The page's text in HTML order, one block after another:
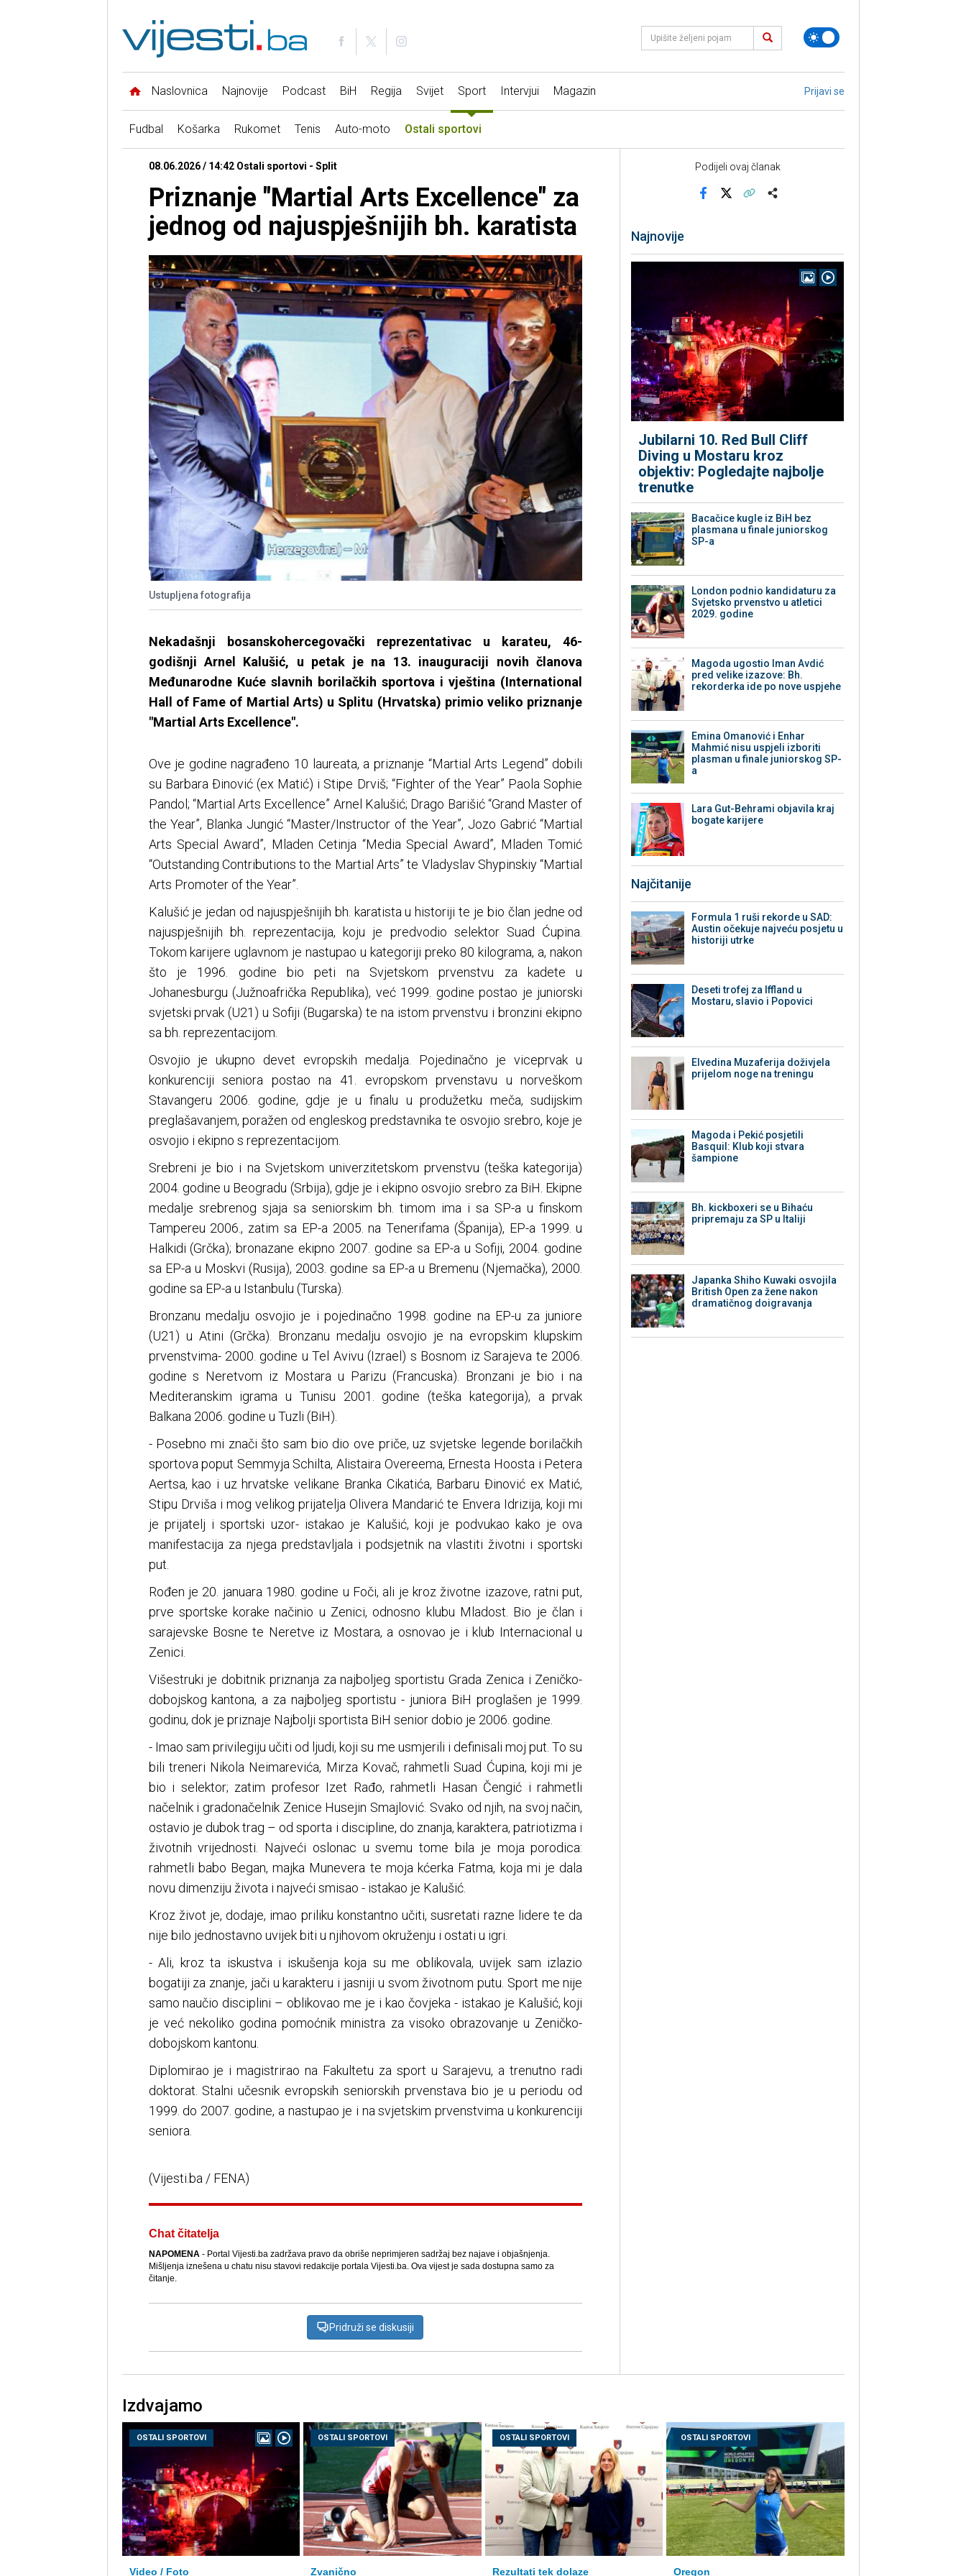
Naslovnica Najnovije Podcast BiH Regija Svijet Sport Intervjui Magazin Prijavi se
Fudbal Košarka Rukomet Tenis Auto-moto Ostali sportovi
08.06.2026 / 14:42 Ostali sportovi - Split
Priznanje "Martial Arts Excellence" za
jednog od najuspješnijih bh. karatista
Ustupljena fotografija
Nekadašnji bosanskohercegovački reprezentativac u karateu, 46-
godišnji Arnel Kalušić, u petak je na 13. inauguraciji novih članova
Međunarodne Kuće slavnih borilačkih sportova i vještina (International
Hall of Fame of Martial Arts) u Splitu (Hrvatska) primio veliko priznanje
"Martial Arts Excellence".
Ove je godine nagrađeno 10 laureata, a priznanje “Martial Arts Legend” dobili
su Barbara Đinović (ex Matić) i Stipe Drviš; “Fighter of the Year” Paola Sophie
Pandol; “Martial Arts Excellence” Arnel Kalušić; Drago Barišić “Grand Master of
the Year”, Blanka Jungić “Master/Instructor of the Year”, Jozo Gabrić “Martial
Arts Special Award”, Mladen Cetinja “Media Special Award”, Mladen Tomić
“Outstanding Contributions to the Martial Arts” te Vladyslav Shypinskiy “Martial
Arts Promoter of the Year”.
Kalušić je jedan od najuspješnijih bh. karatista u historiji te je bio član jedne od
najuspješnijih bh. reprezentacija, koju je predvodio selektor Suad Ćupina.
Tokom karijere uglavnom je nastupao u kategoriji preko 80 kilograma, a, nakon
što je 1996. godine bio peti na Svjetskom prvenstvu za kadete u
Johanesburgu (Južnoafrička Republika), već 1999. godine postao je juniorski
svjetski prvak (U21) u Sofiji (Bugarska) te na istom prvenstvu i bronzini ekipno
sa bh. reprezentacijom.
Osvojio je ukupno devet evropskih medalja. Pojedinačno je viceprvak u
konkurenciji seniora postao na 41. evropskom prvenstavu u norveškom
Stavangeru 2006. godine, gdje je u finalu u produžetku meča, sudijskim
preglašavanjem, poražen od engleskog predstavnika te osvojio srebro, koje je
osvojio i ekipno s reprezentacijom.
Srebreni je bio i na Svjetskom univerzitetskom prvenstvu (teška kategorija)
2004. godine u Beogradu (Srbija), gdje je i ekipno osvojio srebro za BiH. Ekipne
medalje srebrenog sjaja sa seniorskim bh. timom ima i sa SP-a u finskom
Tampereu 2006., zatim sa EP-a 2005. na Tenerifama (Španija), EP-a 1999. u
Halkidi (Grčka); bronazane ekipno 2007. godine sa EP-a u Sofiji, 2004. godine
sa EP-a u Moskvi (Rusija), 2003. godine sa EP-a u Bremenu (Njemačka), 2000.
godine sa EP-a u Istanbulu (Turska).
Bronzanu medalju osvojio je i pojedinačno 1998. godine na EP-u za juniore
(U21) u Atini (Grčka). Bronzanu medalju osvojio je na evropskim klupskim
prvenstvima- 2000. godine u Tel Avivu (Izrael) s Bosnom iz Sarajeva te 2006.
godine s Neretvom iz Mostara u Parizu (Francuska). Bronzani je bio i na
Mediteranskim igrama u Tunisu 2001. godine (teška kategorija), a prvak
Balkana 2006. godine u Tuzli (BiH).
- Posebno mi znači što sam bio dio ove priče, uz svjetske legende borilačkih
sportova poput Semmyja Schilta, Alistaira Overeema, Ernesta Hoosta i Petera
Aertsa, kao i uz hrvatske velikane Branka Cikatića, Barbaru Đinović ex Matić,
Stipu Drviša i mog velikog prijatelja Olivera Mandarić te Envera Idrizija, koji mi
je prijatelj i sportski uzor- istakao je Kalušić, koji je podvukao kako je ova
manifestacija za njega predstavljala i podsjetnik na vlastiti životni i sportski
put.
Rođen je 20. januara 1980. godine u Foči, ali je kroz životne izazove, ratni put,
prve sportske korake načinio u Zenici, odnosno klubu Mladost. Bio je član i
sarajevske Bosne te Neretve iz Mostara, a osnovao je i klub Internacional u
Zenici.
Višestruki je dobitnik priznanja za najboljeg sportistu Grada Zenica i Zeničko-
dobojskog kantona, a za najboljeg sportistu - juniora BiH proglašen je 1999.
godinu, dok je priznaje Najbolji sportista BiH senior dobio je 2006. godine.
- Imao sam privilegiju učiti od ljudi, koji su me usmjerili i definisali moj put. To su
bili treneri Nikola Neimarevića, Mirza Kovač, rahmetli Suad Ćupina, koji mi je
bio i selektor; zatim profesor Izet Rađo, rahmetli Hasan Čengić i rahmetli
načelnik i gradonačelnik Zenice Husejin Smajlović. Svako od njih, na svoj način,
ostavio je dubok trag – od sporta i discipline, do znanja, karaktera, patriotizma i
životnih vrijednosti. Najveći oslonac u svemu tome bila je moja porodica:
rahmetli babo Began, majka Munevera te moja kćerka Fatma, koja mi je dala
novu dimenziju života i najveći smisao - istakao je Kalušić.
Kroz život je, dodaje, imao priliku konstantno učiti, susretati razne lidere te da
nije bilo jednostavno uvijek biti u njihovom okruženju i ostati u igri.
- Ali, kroz ta iskustva i iskušenja koja su me oblikovala, uvijek sam izlazio
bogatiji za znanje, jači u karakteru i jasniji u svom životnom putu. Sport me nije
samo naučio disciplini – oblikovao me je i kao čovjeka - istakao je Kalušić, koji
je već nekoliko godina pomoćnik ministra za visoko obrazovanje u Zeničko-
dobojskom kantonu.
Diplomirao je i magistrirao na Fakultetu za sport u Sarajevu, a trenutno radi
doktorat. Stalni učesnik evropskih seniorskih prvenstava bio je u periodu od
1999. do 2007. godine, a nastupao je i na svjetskim prvenstvima u konkurenciji
seniora.
(Vijesti.ba / FENA)
Chat čitatelja
NAPOMENA- Portal Vijesti.ba zadržava pravo da obriše neprimjeren sadržaj bez najave i objašnjenja.
Mišljenja iznešena u chatu nisu stavovi redakcije portala Vijesti.ba. Ova vijest je sada dostupna samo za
čitanje.
Pridruži se diskusiji
Podijeli ovaj članak
Najnovije
Jubilarni 10. Red Bull Cliff
Diving u Mostaru kroz
objektiv: Pogledajte najbolje
trenutke
Bacačice kugle iz BiH bez
plasmana u finale juniorskog
SP-a
London podnio kandidaturu za
Svjetsko prvenstvo u atletici
2029. godine
Magoda ugostio Iman Avdić
pred velike izazove: Bh.
rekorderka ide po nove uspjehe
Emina Omanović i Enhar
Mahmić nisu uspjeli izboriti
plasman u finale juniorskog SP-
a
Lara Gut-Behrami objavila kraj
bogate karijere
Najčitanije
Formula 1 ruši rekorde u SAD:
Austin očekuje najveću posjetu u
historiji utrke
Deseti trofej za Iffland u
Mostaru, slavio i Popovici
Elvedina Muzaferija doživjela
prijelom noge na treningu
Magoda i Pekić posjetili
Basquil: Klub koji stvara
šampione
Bh. kickboxeri se u Bihaću
pripremaju za SP u Italiji
Japanka Shiho Kuwaki osvojila
British Open za žene nakon
dramatičnog doigravanja
Izdvajamo
OSTALI SPORTOVI
Video / Foto
OSTALI SPORTOVI
Zvanično
OSTALI SPORTOVI
Rezultati tek dolaze
OSTALI SPORTOVI
Oregon